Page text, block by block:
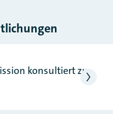
konsultiert zu